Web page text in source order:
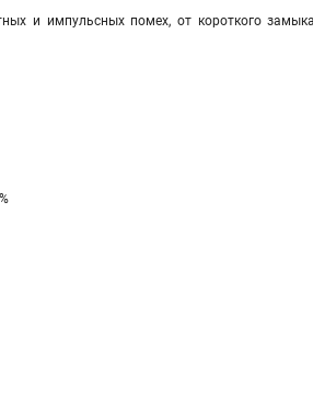
и импульсных помех, от короткого